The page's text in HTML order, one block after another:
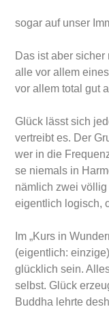
sogar auf unser
Das ist aber
alle vor allem
vor allem total gut
Glück lässt sich
vertreibt es. Der
wer in die
se niemals in
nämlich zwei
eigentlich logisch,
Im „Kurs in
(eigentlich:
glücklich sein.
selbst. Glück
Buddha lehrte